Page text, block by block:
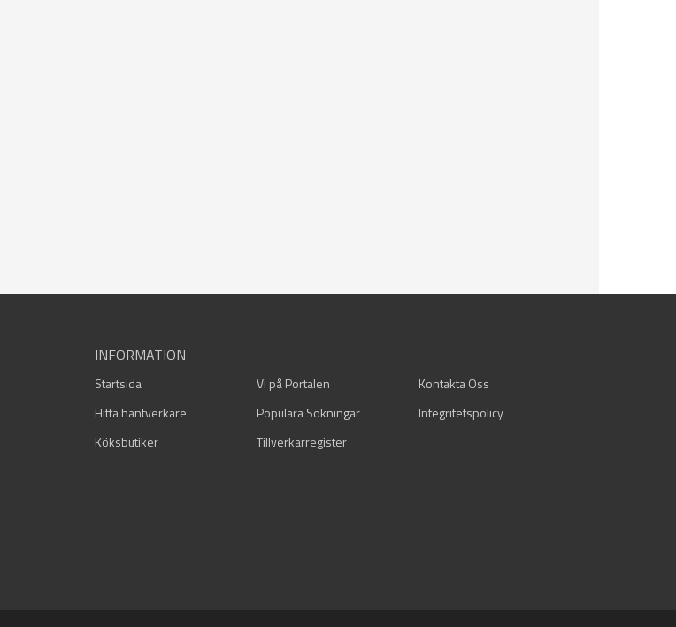
INFORMATION
Startsida Vi på Portalen
Kontakta Oss
Hitta hantverkare
Populära Sökningar
Integritetspolicy
Köksbutiker
Tillverkarregister